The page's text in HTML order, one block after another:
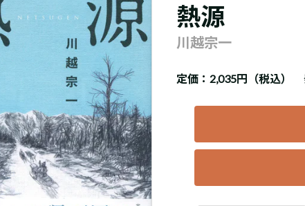
熱源
川越宗一
定価： 2,035円（税込）